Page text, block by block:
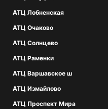
АТЦ Лобненская
АТЦ Очаково
АТЦ Солнцево
АТЦ Раменки
АТЦ Варшавское ш
АТЦ Измайлово
АТЦ Проспект Мира